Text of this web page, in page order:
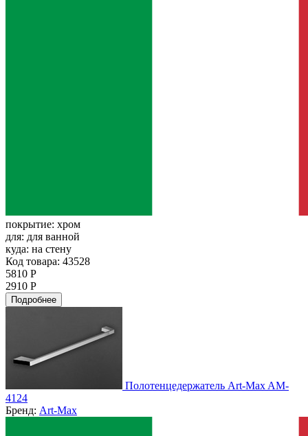
покрытие: хром
для: для ванной
куда: на стену
Код товара: 43528
5810 Р
2910 Р
Подробнее
Полотенцедержатель Art-Max AM-
4124
Бренд: Art-Max